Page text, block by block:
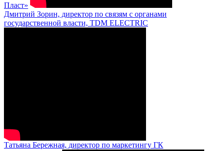
Пласт»
Дмитрий Зорин, директор по связям с органами
государственной власти, TDM ELECTRIC
Татьяна Бережная, директор по маркетингу ГК